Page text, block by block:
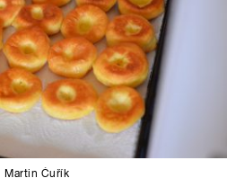
Martin Čuřík